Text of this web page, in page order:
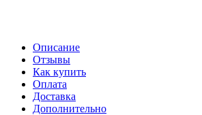
Описание
Отзывы
Как купить
Оплата
Доставка
Дополнительно